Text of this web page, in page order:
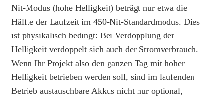
Nit-Modus (hohe Helligkeit) beträgt nur etwa die
Hälfte der Laufzeit im 450-Nit-Standardmodus. Dies
ist physikalisch bedingt: Bei Verdopplung der
Helligkeit verdoppelt sich auch der Stromverbrauch.
Wenn Ihr Projekt also den ganzen Tag mit hoher
Helligkeit betrieben werden soll, sind im laufenden
Betrieb austauschbare Akkus nicht nur optional,